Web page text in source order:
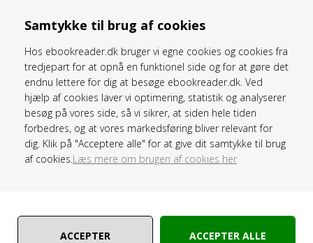
Samtykke til brug af cookies
Hos ebookreader.dk bruger vi egne cookies og cookies fra
tredjepart for at opnå en funktionel side og for at gøre det
endnu lettere for dig at besøge ebookreader.dk. Ved
hjælp af cookies laver vi optimering, statistik og analyserer
besøg på vores side, så vi sikrer, at siden hele tiden
forbedres, og at vores markedsføring bliver relevant for
dig. Klik på "Acceptere alle" for at give dit samtykke til brug
af cookies. Læs mere om brugen af cookies her
Kundeservice
eBookReader
Todsbølvej 42
6360 Tinglev
Tlf.: 60 70 21 49
CVR. 37 97 03 36